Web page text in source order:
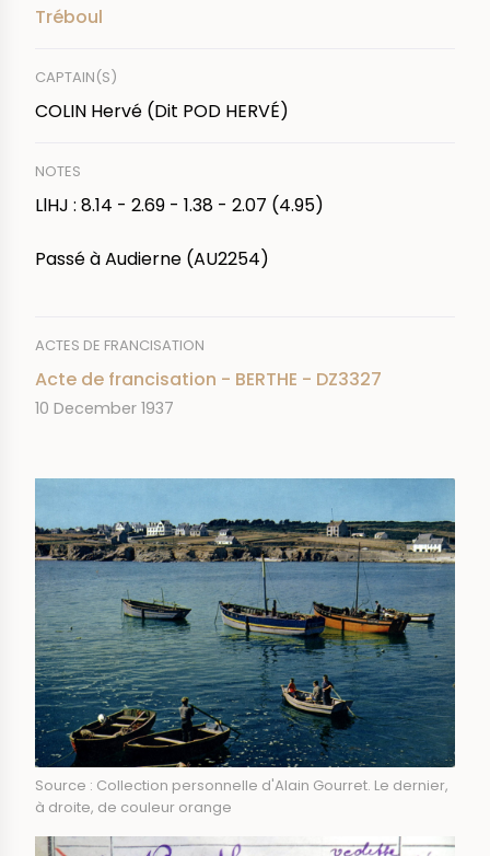
Tréboul
CAPTAIN(S)
COLIN Hervé (Dit POD HERVÉ)
NOTES
LlHJ : 8.14 - 2.69 - 1.38 - 2.07 (4.95)
Passé à Audierne (AU2254)
ACTES DE FRANCISATION
Acte de francisation - BERTHE - DZ3327
DATE
10 December 1937
Source : Collection personnelle d'Alain Gourret. Le dernier,
à droite, de couleur orange